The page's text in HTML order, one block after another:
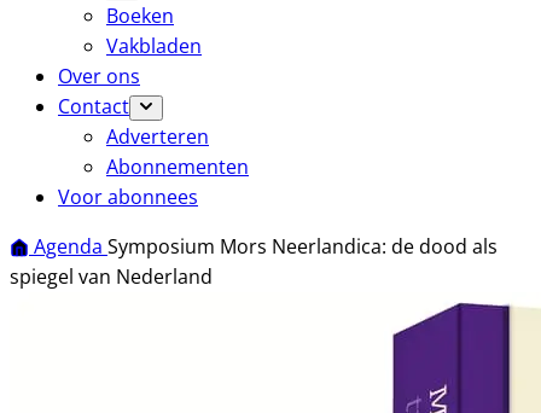
Boeken
Vakbladen
Over ons
Contact
Adverteren
Abonnementen
Voor abonnees
Agenda Symposium Mors Neerlandica: de dood als
spiegel van Nederland